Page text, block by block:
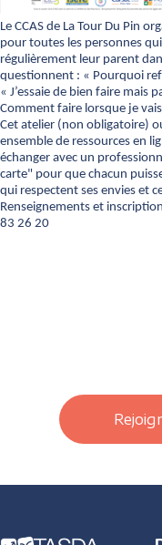
Le CCAS de La Tour Du Pin
pour toutes les personnes
régulièrement leur parent
questionnent : « Pourquoi
« J’essaie de bien faire mais
Comment faire lorsque je
Cet atelier (non obligatoire)
ensemble de ressources en
échanger avec un
carte" pour que chacun
qui respectent ses envies et
Renseignements et
83 26 20